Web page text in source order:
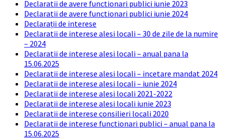
Declaratii de avere functionari publici iunie 2023
Declaratii de avere functionari publici iunie 2024
Declarații de interese
Declaratii de interese alesi locali – 30 de zile de la numire
– 2024
Declaratii de interese alesi locali – anual pana la
15.06.2025
Declaratii de interese alesi locali – incetare mandat 2024
Declaratii de interese alesi locali – iunie 2024
Declaratii de interese alesi locali 2021-2022
Declaratii de interese alesi locali iunie 2023
Declaratii de interese consilieri locali 2020
Declaratii de interese functionari publici – anual pana la
15.06.2025